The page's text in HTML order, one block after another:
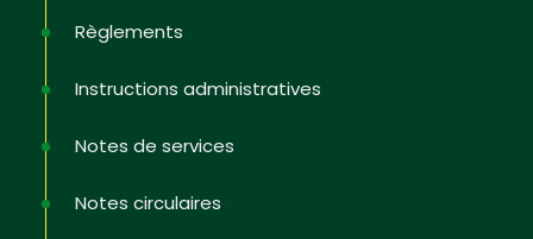
Règlements
Instructions administratives
Notes de services
Notes circulaires
Non, merci